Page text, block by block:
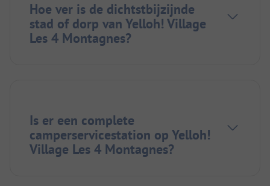
Hoe ver is de dichtstbijzijnde
stad of dorp van Yelloh! Village
Les 4 Montagnes?
Is er een complete
camperservicestation op Yelloh!
Village Les 4 Montagnes?